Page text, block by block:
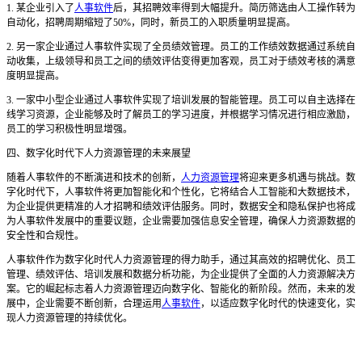
1. 某企业引入了人事软件后，其招聘效率得到大幅提升。简历筛选由人工操作转为
自动化，招聘周期缩短了50%，同时，新员工的入职质量明显提高。
2. 另一家企业通过人事软件实现了全员绩效管理。员工的工作绩效数据通过系统自
动收集，上级领导和员工之间的绩效评估变得更加客观，员工对于绩效考核的满意
度明显提高。
3. 一家中小型企业通过人事软件实现了培训发展的智能管理。员工可以自主选择在
线学习资源，企业能够及时了解员工的学习进度，并根据学习情况进行相应激励，
员工的学习积极性明显增强。
四、数字化时代下人力资源管理的未来展望
随着人事软件的不断演进和技术的创新， 人力资源管理将迎来更多机遇与挑战。数
字化时代下，人事软件将更加智能化和个性化，它将结合人工智能和大数据技术，
为企业提供更精准的人才招聘和绩效评估服务。同时，数据安全和隐私保护也将成
为人事软件发展中的重要议题，企业需要加强信息安全管理，确保人力资源数据的
安全性和合规性。
人事软件作为数字化时代人力资源管理的得力助手，通过其高效的招聘优化、员工
管理、绩效评估、培训发展和数据分析功能，为企业提供了全面的人力资源解决方
案。它的崛起标志着人力资源管理迈向数字化、智能化的新阶段。然而，未来的发
展中，企业需要不断创新，合理运用人事软件，以适应数字化时代的快速变化，实
现人力资源管理的持续优化。